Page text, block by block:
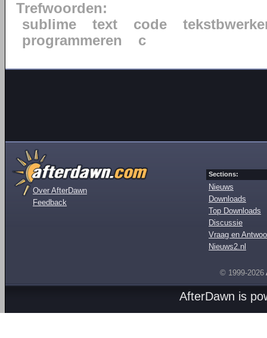
Trefwoorden:
sublime
text code
programmeren
c
Over AfterDawn
Feedback
Sections:
Nieuws
Downloads
Top Downloads
Discussie
Vraag en
Nieuws2.nl
© 1999-2026
AfterDawn is